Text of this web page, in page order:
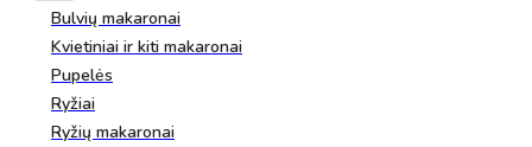
Bulvių makaronai
Kvietiniai ir kiti makaronai
Pupelės
Ryžiai
Ryžių makaronai